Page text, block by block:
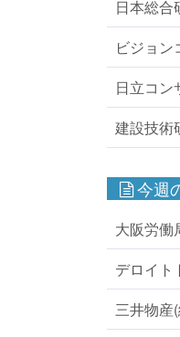
日本総合
ビジョン
日立コン
建設技術
今週
大阪労働
デロイト
三井物産